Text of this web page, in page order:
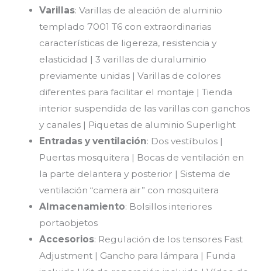
Varillas: Varillas de aleación de aluminio
templado 7001 T6 con extraordinarias
características de ligereza, resistencia y
elasticidad | 3 varillas de duraluminio
previamente unidas | Varillas de colores
diferentes para facilitar el montaje | Tienda
interior suspendida de las varillas con ganchos
y canales | Piquetas de aluminio Superlight
Entradas y ventilación: Dos vestíbulos |
Puertas mosquitera | Bocas de ventilación en
la parte delantera y posterior | Sistema de
ventilación “camera air” con mosquitera
Almacenamiento: Bolsillos interiores
portaobjetos
Accesorios: Regulación de los tensores Fast
Adjustment | Gancho para lámpara | Funda